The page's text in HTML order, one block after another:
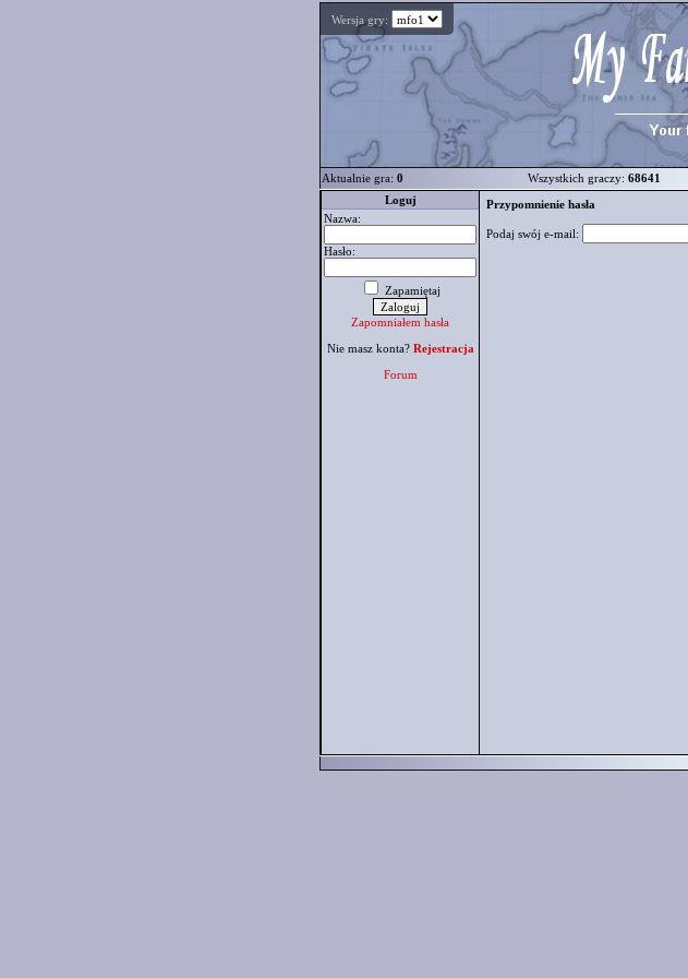
Wersja gry:
Aktualnie gra: 0 Wszystkich graczy: 68641
Loguj
Przypomnienie hasła
Podaj swój e-mail:
Nazwa:
Hasło:
Zapamiętaj
Zapomniałem hasła
Nie masz konta? Rejestracja
Forum